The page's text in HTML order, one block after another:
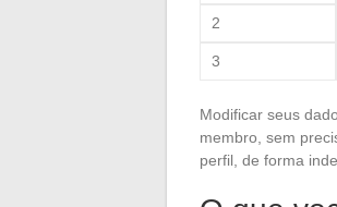
2
3
Modificar seus
membro, sem
perfil, de forma